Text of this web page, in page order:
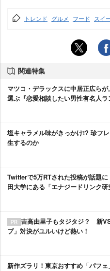
トレンド グルメ フード スイ
関連特集
マツコ・デラックスに中居正広ら
選ぶ『恋愛相談したい男性有名人ラ
塩キャラメル味がきっかけ!? 珍フ
生するのか
Twitterで5万RTされた投稿が話題
田大学にある「エナジードリンク研
吉高由里子もタジタジ？ 新
プ」対決がユルいけど熱い！
新作ズラリ！東京おすすめ「パフェ